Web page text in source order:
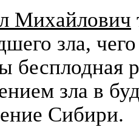
Михайлович
зла,
бесплодная
зла в
Сибири.